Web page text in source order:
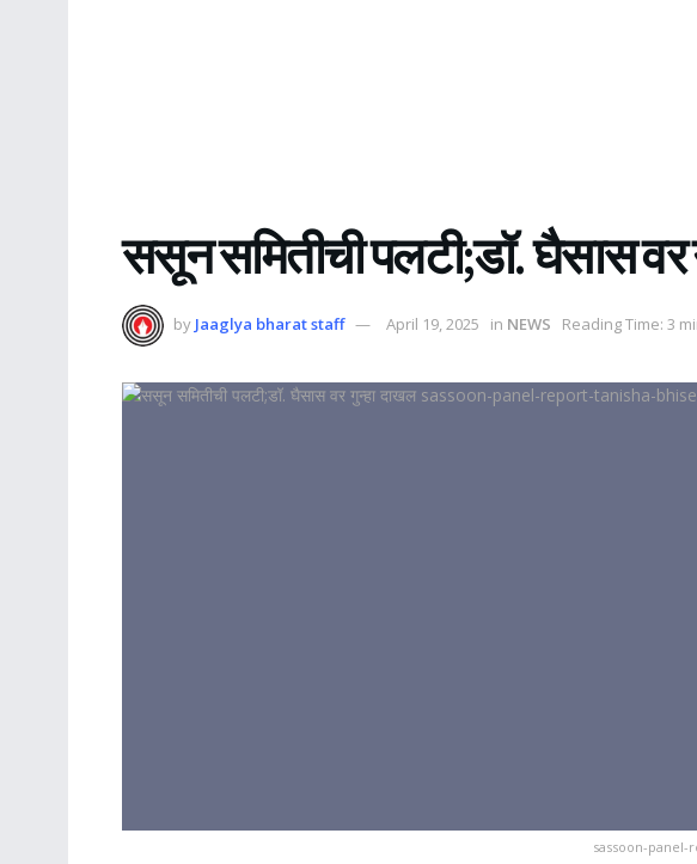
ससून समितीची पलटी;डॉ. घैसास वर
by Jaaglya bharat staff April 19, 2025 in NEWS Reading Time: 3
sassoon-panel-